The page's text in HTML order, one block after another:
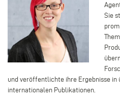
Sie
und veröffentlichte ihre Ergebnisse in
internationalen Publikationen.